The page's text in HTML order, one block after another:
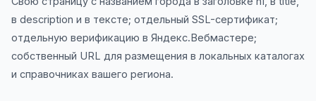
в description и в тексте; отдельный SSL-сертификат;
отдельную верификацию в Яндекс.Вебмастере;
собственный URL для размещения в локальных каталогах
и справочниках вашего региона.